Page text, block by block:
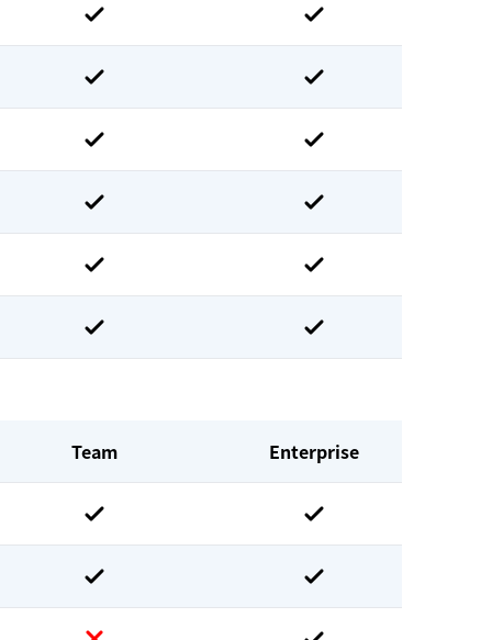
Team
Enterprise